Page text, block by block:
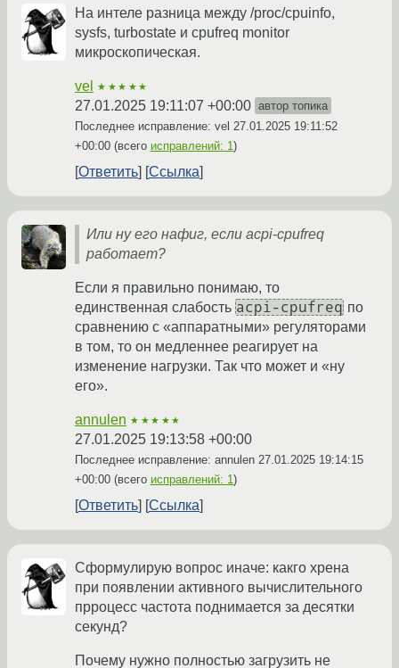
На интеле разница между /proc/cpuinfo,
sysfs, turbostate и cpufreq monitor
микроскопическая.
vel ★★★★★
27.01.2025 19:11:07 +00:00 автор топика
Последнее исправление: vel 27.01.2025 19:11:52
+00:00 (всего исправлений: 1)
Ответить Ссылка
Или ну его нафиг, если acpi-cpufreq
работает?
Если я правильно понимаю, то
единственная слабость acpi-cpufreq по
сравнению с «аппаратными» регуляторами
в том, то он медленнее реагирует на
изменение нагрузки. Так что может и «ну
его».
annulen ★★★★★
27.01.2025 19:13:58 +00:00
Последнее исправление: annulen 27.01.2025 19:14:15
+00:00 (всего исправлений: 1)
Ответить Ссылка
Сформулирую вопрос иначе: какго хрена
при появлении активного вычислительного
прроцесс частота поднимается за десятки
секунд?
Почему нужно полностью загрузить не